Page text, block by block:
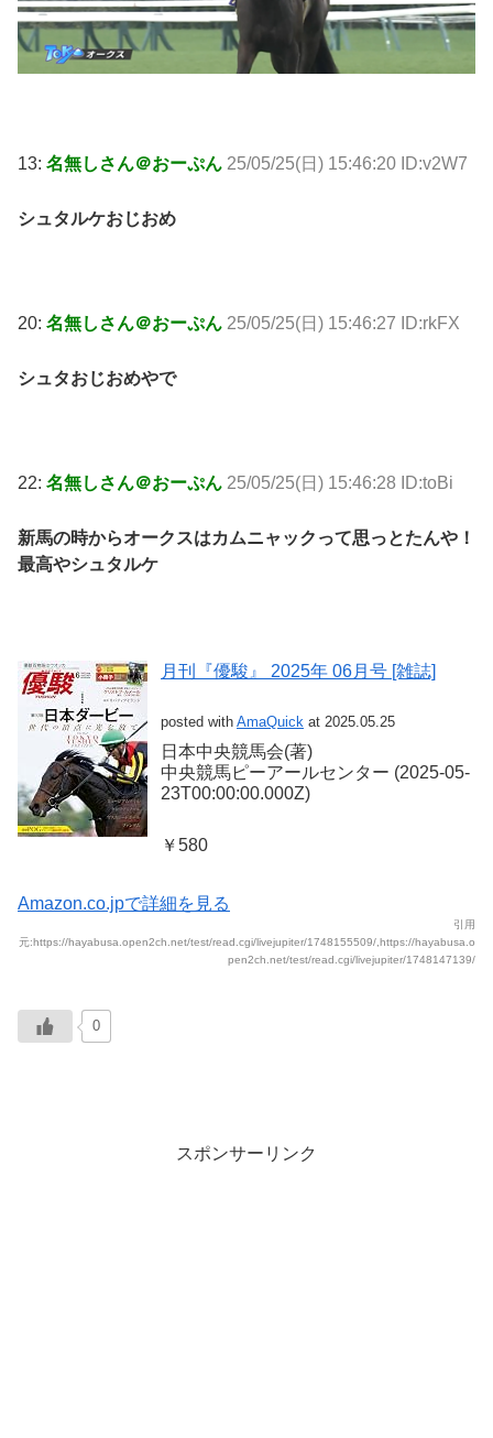
13: 名無しさん＠おーぷん 25/05/25(日) 15:46:20 ID:v2W7
シュタルケおじおめ
20: 名無しさん＠おーぷん 25/05/25(日) 15:46:27 ID:rkFX
シュタおじおめやで
22: 名無しさん＠おーぷん 25/05/25(日) 15:46:28 ID:toBi
新馬の時からオークスはカムニャックって思っとたんや！
最高やシュタルケ
月刊『優駿』 2025年 06月号 [雑誌]
posted with AmaQuick at 2025.05.25
日本中央競馬会(著)
中央競馬ピーアールセンター (2025-05-
23T00:00:00.000Z)
￥580
Amazon.co.jpで詳細を見る
引用
元:https://hayabusa.open2ch.net/test/read.cgi/livejupiter/1748155509/,https://hayabusa.o
pen2ch.net/test/read.cgi/livejupiter/1748147139/
0
スポンサーリンク